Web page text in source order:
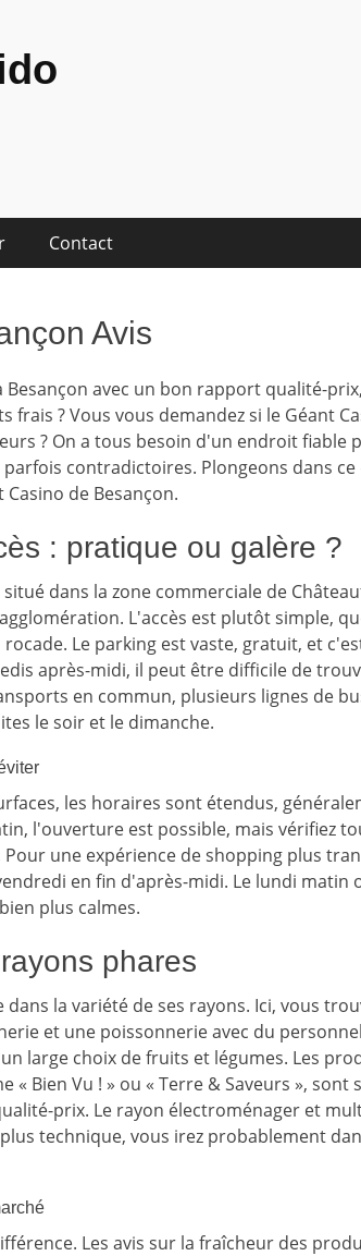
Contact
Avis
Besançon avec un bon rapport qualité-
? Vous vous demandez si le Géant
? On a tous besoin d'un endroit fiable
contradictoires. Plongeons dans
de Besançon.
: pratique ou galère ?
dans la zone commerciale de
L'accès est plutôt simple,
Le parking est vaste, gratuit, et
après-midi, il peut être difficile de
en commun, plusieurs lignes de
le soir et le dimanche.
les horaires sont étendus,
l'ouverture est possible, mais vérifiez
une expérience de shopping plus
en fin d'après-midi. Le lundi matin
plus calmes.
phares
la variété de ses rayons. Ici, vous
et une poissonnerie avec du
large choix de fruits et légumes. Les
« Bien Vu ! » ou « Terre & Saveurs »,
prix. Le rayon électroménager et
technique, vous irez probablement
Les avis sur la fraîcheur des